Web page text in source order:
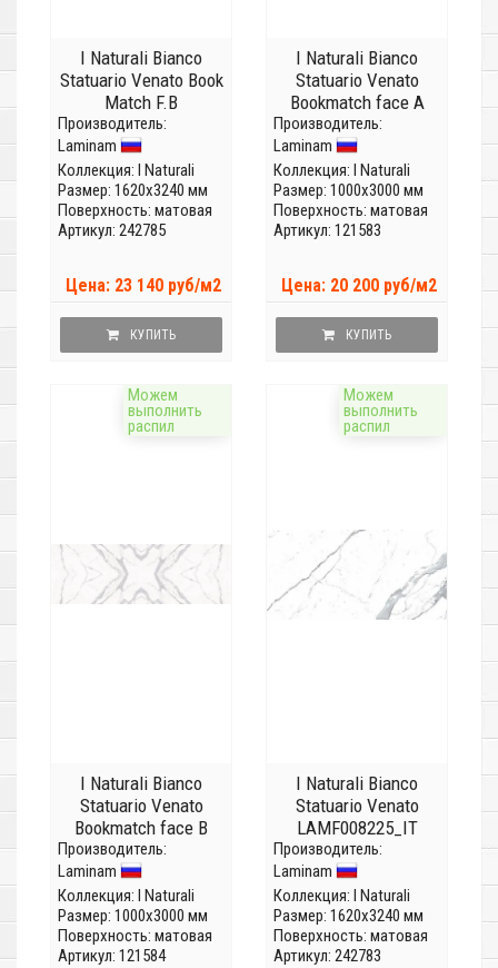
I Naturali Bianco
Statuario Venato Book
Match F.B
LAMF0M0033_IT
(Толщина 5,6 мм)
Производитель:
Laminam
Коллекция: I Naturali
Размер: 1620x3240 мм
Поверхность: матовая
Артикул: 242785
Цена: 23 140 руб/м2
КУПИТЬ
I Naturali Bianco
Statuario Venato
Bookmatch face A
LAMF0M0020_IT
(Толщина 5,6мм)
Производитель:
Laminam
Коллекция: I Naturali
Размер: 1000x3000 мм
Поверхность: матовая
Артикул: 121583
Цена: 20 200 руб/м2
КУПИТЬ
Можем
выполнить
распил
I Naturali Bianco
Statuario Venato
Bookmatch face B
LAMF0M0020_IT
(Толщина 5,6мм)
Производитель:
Laminam
Коллекция: I Naturali
Размер: 1000x3000 мм
Поверхность: матовая
Артикул: 121584
Можем
выполнить
распил
I Naturali Bianco
Statuario Venato
LAMF008225_IT
(Толщина 5,6 мм)
Производитель:
Laminam
Коллекция: I Naturali
Размер: 1620x3240 мм
Поверхность: матовая
Артикул: 242783